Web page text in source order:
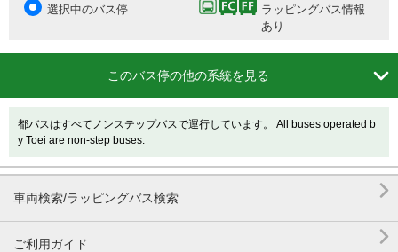
選択中のバス停
ラッピングバス情報
あり
このバス停の他の系統を見る 
都バスはすべてノンステップバスで運行しています。 All buses operated b
y Toei are non-step buses.
車両検索/ラッピングバス検索 
ご利用ガイド 